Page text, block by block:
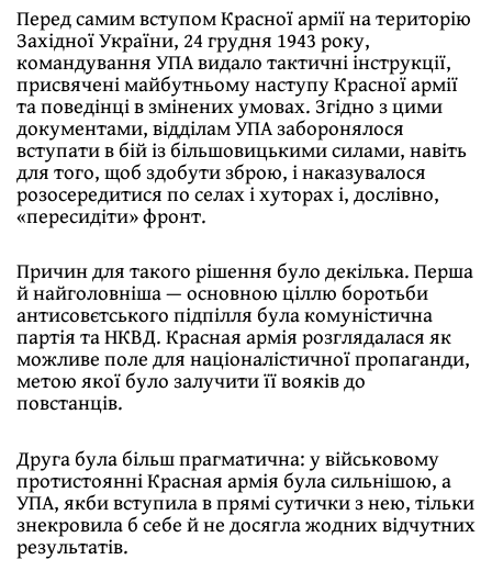
Перед самим вступом Красної армії на територію
Західної України, 24 грудня 1943 року,
командування УПА видало тактичні інструкції,
присвячені майбутньому наступу Красної армії
та поведінці в змінених умовах. Згідно з цими
документами, відділам УПА заборонялося
вступати в бій із більшовицькими силами, навіть
для того, щоб здобути зброю, і наказувалося
розосередитися по селах і хуторах і, дослівно,
«пересидіти» фронт.
Причин для такого рішення було декілька. Перша
й найголовніша — основною ціллю боротьби
антисовєтського підпілля була комуністична
партія та НКВД. Красная армія розглядалася як
можливе поле для націоналістичної пропаганди,
метою якої було залучити її вояків до
повстанців.
Друга була більш прагматична: у військовому
протистоянні Красная армія була сильнішою, а
УПА, якби вступила в прямі сутички з нею, тільки
знекровила б себе й не досягла жодних відчутних
результатів.